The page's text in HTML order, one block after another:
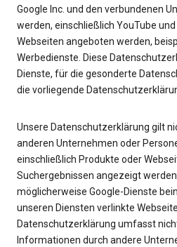
Google Inc. und den verbundenen
werden, einschließlich YouTube
Webseiten angeboten werden,
Werbedienste. Diese
Dienste, für die gesonderte
die vorliegende
Unsere Datenschutzerklärung gilt
anderen Unternehmen oder
einschließlich Produkte oder
Suchergebnissen angezeigt
möglicherweise Google-Dienste
unseren Diensten verlinkte
Datenschutzerklärung umfasst
Informationen durch andere